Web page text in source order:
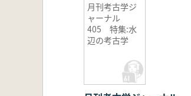
月刊考古学ジ
ャーナル
405 特集:水
辺の考古学